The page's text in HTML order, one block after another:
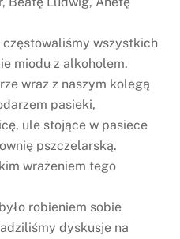
wszystkich
miodu z alkoholem.
wraz z naszym kolegą
pasieki,
ule stojące w pasiece
pszczelarską.
wrażeniem tego
robieniem sobie
dyskusje na